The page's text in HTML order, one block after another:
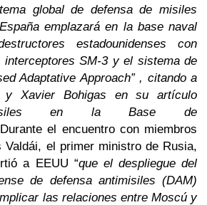
global de defensa de misiles
emplazará en la base naval
estadounidenses con
SM-3 y el sistema de
Adaptative Approach” , citando a
y Xavier Bohigas en su artículo
en la Base de
Durante el encuentro con miembros
Valdái, el primer ministro de Rusia,
a EEUU “que el despliegue del
de defensa antimisiles (DAM)
las relaciones entre Moscú y